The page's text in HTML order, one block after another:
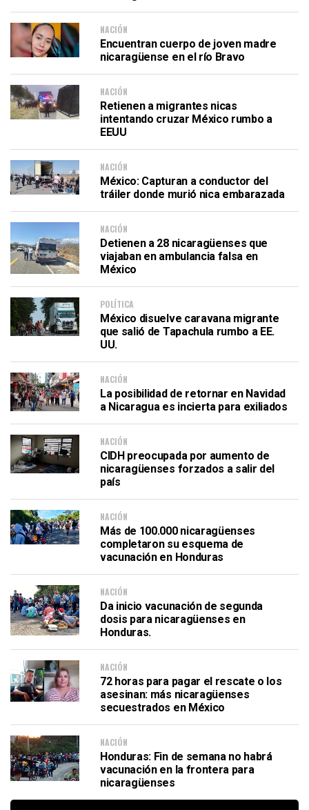
NACIÓN
Encuentran cuerpo de joven madre
nicaragüense en el río Bravo
NACIÓN
Retienen a migrantes nicas
intentando cruzar México rumbo a
EEUU
NACIÓN
México: Capturan a conductor del
tráiler donde murió nica embarazada
NACIÓN
Detienen a 28 nicaragüenses que
viajaban en ambulancia falsa en
México
POLÍTICA
México disuelve caravana migrante
que salió de Tapachula rumbo a EE.
UU.
NACIÓN
La posibilidad de retornar en Navidad
a Nicaragua es incierta para exiliados
NACIÓN
CIDH preocupada por aumento de
nicaragüenses forzados a salir del
país
NACIÓN
Más de 100.000 nicaragüenses
completaron su esquema de
vacunación en Honduras
NACIÓN
Da inicio vacunación de segunda
dosis para nicaragüenses en
Honduras.
NACIÓN
72 horas para pagar el rescate o los
asesinan: más nicaragüenses
secuestrados en México
NACIÓN
Honduras: Fin de semana no habrá
vacunación en la frontera para
nicaragüenses